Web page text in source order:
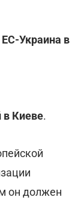
Украина в
в Киеве.
он должен